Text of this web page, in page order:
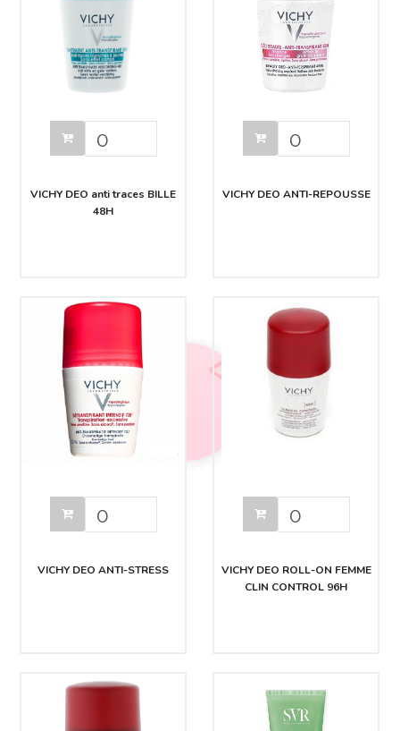
VICHY DEO anti traces BILLE
48H
VICHY DEO ANTI-REPOUSSE
VICHY DEO ANTI-STRESS
VICHY DEO ROLL-ON FEMME
CLIN CONTROL 96H